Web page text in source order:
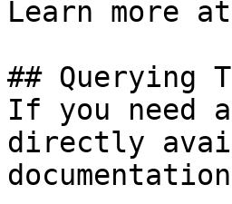
Learn more
## Querying
If you need
directly